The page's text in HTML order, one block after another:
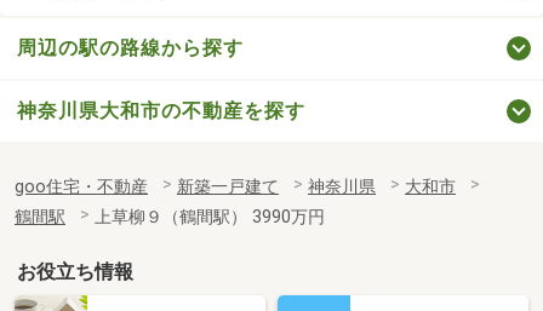
周辺の駅の路線から探す
神奈川県大和市の不動産を探す
goo住宅・不動産 新築一戸建て 神奈川県
大和市
鶴間駅
上草柳９（鶴間駅） 3990万円
お役立ち情報